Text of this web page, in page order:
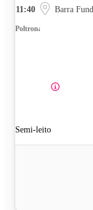
11:40 Barra
Poltrona
Semi-leito